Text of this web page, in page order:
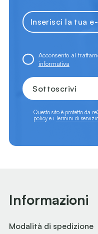
Acconsento al
informativa
Sottoscrivi
Questo sito è protetto da
policye iTermini di
Informazioni
Modalità di spedizione